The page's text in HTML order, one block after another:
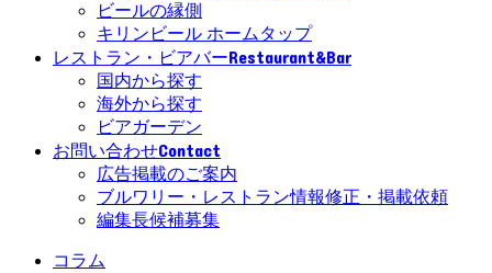
ビールの縁側
キリンビール ホームタップ
レストラン・ビアバーRestaurant&Bar
国内から探す
海外から探す
ビアガーデン
お問い合わせContact
広告掲載のご案内
ブルワリー・レストラン情報修正・掲載依頼
編集長候補募集
コラム